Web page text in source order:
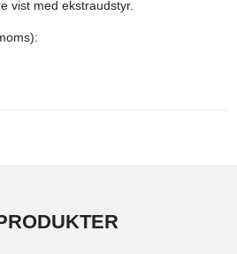
vist med ekstraudstyr.